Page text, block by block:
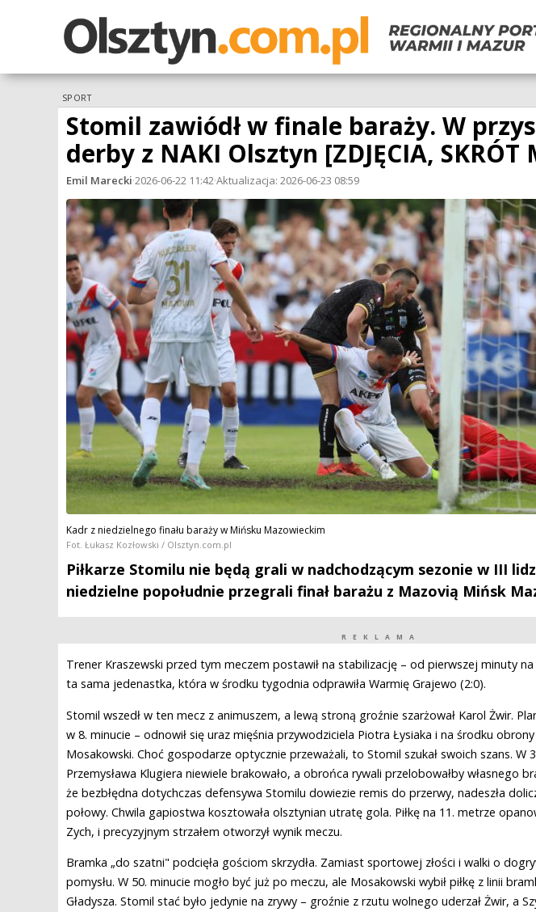
SPORT
Stomil zawiódł w finale baraży. W
derby z NAKI Olsztyn [ZDJĘCIA, SKRÓT
Emil Marecki·2026-06-22 11:42·Aktualizacja: 2026-06-23 08:59
Kadr z niedzielnego finału baraży w Mińsku Mazowieckim
Fot. Łukasz Kozłowski / Olsztyn.com.pl
Piłkarze Stomilu nie będą grali w nadchodzącym sezonie w III
niedzielne popołudnie przegrali finał barażu z Mazovią Mińsk
REKLAMA
Trener Kraszewski przed tym meczem postawił na stabilizację – od pierwszej minuty na
ta sama jedenastka, która w środku tygodnia odprawiła Warmię Grajewo (2:0).
Stomil wszedł w ten mecz z animuszem, a lewą stroną groźnie szarżował Karol Żwir.
w 8. minucie – odnowił się uraz mięśnia przywodziciela Piotra Łysiaka i na środku
Mosakowski. Choć gospodarze optycznie przeważali, to Stomil szukał swoich szans. W
Przemysława Klugiera niewiele brakowało, a obrońca rywali przelobowałby własnego
że bezbłędna dotychczas defensywa Stomilu dowiezie remis do przerwy, nadeszła
połowy. Chwila gapiostwa kosztowała olsztynian utratę gola. Piłkę na 11. metrze
Zych, i precyzyjnym strzałem otworzył wynik meczu.
Bramka „do szatni" podcięła gościom skrzydła. Zamiast sportowej złości i walki o
pomysłu. W 50. minucie mogło być już po meczu, ale Mosakowski wybił piłkę z linii
Gładysza. Stomil stać było jedynie na zrywy – groźnie z rzutu wolnego uderzał Żwir, a